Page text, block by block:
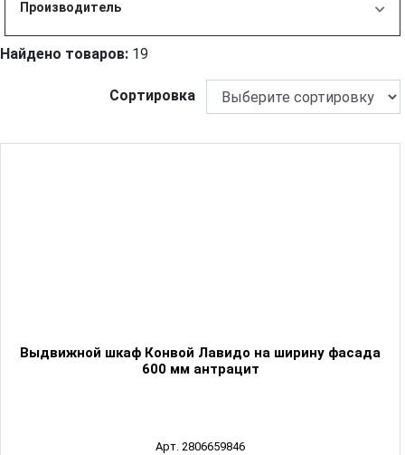
Производитель
Найдено товаров: 19
Сортировка
Выдвижной шкаф Конвой Лавидо на ширину фасада
600 мм антрацит
Арт. 2806659846